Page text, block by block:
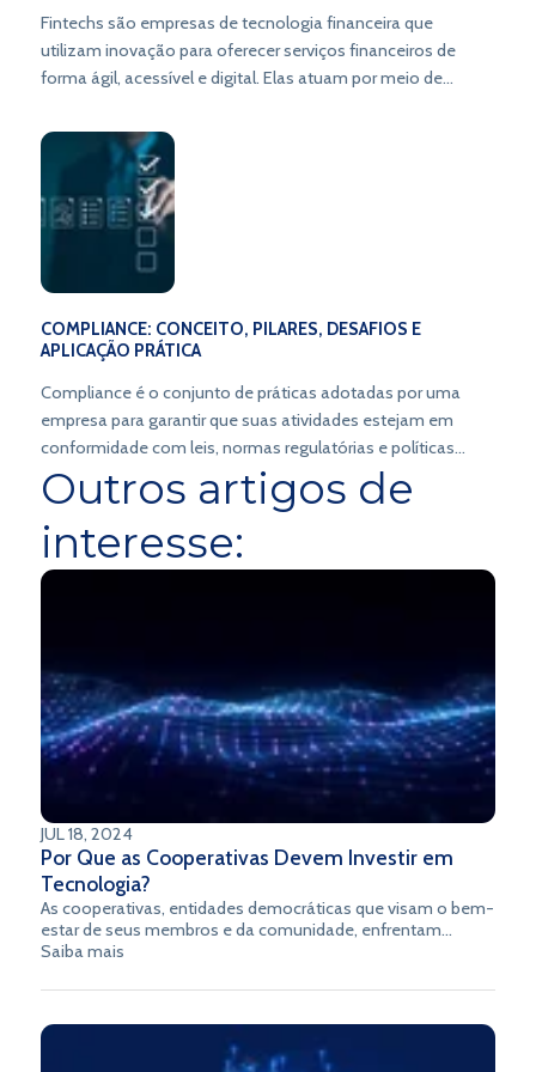
Fintechs são empresas de tecnologia financeira que
utilizam inovação para oferecer serviços financeiros de
forma ágil, acessível e digital. Elas atuam por meio de
transformando a forma de lidar com o dinheiro.
COMPLIANCE: CONCEITO, PILARES, DESAFIOS E
APLICAÇÃO PRÁTICA
Compliance é o conjunto de práticas adotadas por uma
empresa para garantir que suas atividades estejam em
conformidade com leis, normas regulatórias e políticas
internas.
Outros artigos de
interesse:
JUL 18, 2024
Por Que as Cooperativas Devem Investir em
Tecnologia?
As cooperativas, entidades democráticas que visam o bem-
estar de seus membros e da comunidade, enfrentam
desafios significativos em um mundo cada vez mais digital
apenas uma opção, mas uma necessidade estratégica para
dessas organizações. Neste artigo, exploraremos as
principais razões pelas quais as cooperativas devem investir
Saiba mais